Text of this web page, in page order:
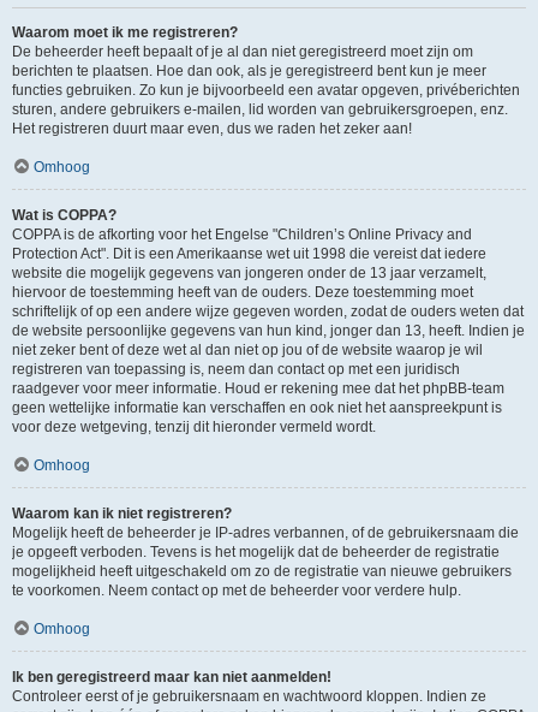
Waarom moet ik me registreren?
De beheerder heeft bepaalt of je al dan niet geregistreerd moet zijn om
berichten te plaatsen. Hoe dan ook, als je geregistreerd bent kun je meer
functies gebruiken. Zo kun je bijvoorbeeld een avatar opgeven, privéberichten
sturen, andere gebruikers e-mailen, lid worden van gebruikersgroepen, enz.
Het registreren duurt maar even, dus we raden het zeker aan!
Omhoog
Wat is COPPA?
COPPA is de afkorting voor het Engelse "Children’s Online Privacy and
Protection Act". Dit is een Amerikaanse wet uit 1998 die vereist dat iedere
website die mogelijk gegevens van jongeren onder de 13 jaar verzamelt,
hiervoor de toestemming heeft van de ouders. Deze toestemming moet
schriftelijk of op een andere wijze gegeven worden, zodat de ouders weten dat
de website persoonlijke gegevens van hun kind, jonger dan 13, heeft. Indien je
niet zeker bent of deze wet al dan niet op jou of de website waarop je wil
registreren van toepassing is, neem dan contact op met een juridisch
raadgever voor meer informatie. Houd er rekening mee dat het phpBB-team
geen wettelijke informatie kan verschaffen en ook niet het aanspreekpunt is
voor deze wetgeving, tenzij dit hieronder vermeld wordt.
Omhoog
Waarom kan ik niet registreren?
Mogelijk heeft de beheerder je IP-adres verbannen, of de gebruikersnaam die
je opgeeft verboden. Tevens is het mogelijk dat de beheerder de registratie
mogelijkheid heeft uitgeschakeld om zo de registratie van nieuwe gebruikers
te voorkomen. Neem contact op met de beheerder voor verdere hulp.
Omhoog
Ik ben geregistreerd maar kan niet aanmelden!
Controleer eerst of je gebruikersnaam en wachtwoord kloppen. Indien ze